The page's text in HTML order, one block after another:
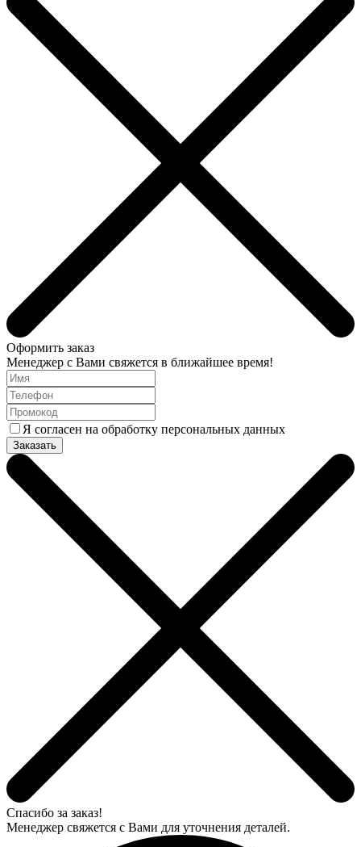
Оформить заказ
Менеджер с Вами свяжется в ближайшее время!
Я согласен на обработку персональных данных
Заказать
Спасибо за заказ!
Менеджер свяжется с Вами для уточнения деталей.